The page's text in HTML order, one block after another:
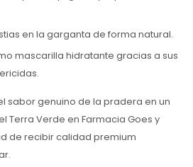
en la garganta de forma natural.
mascarilla hidratante gracias a sus
sabor genuino de la pradera en un
Terra Verde en Farmacia Goes y
de recibir calidad premium